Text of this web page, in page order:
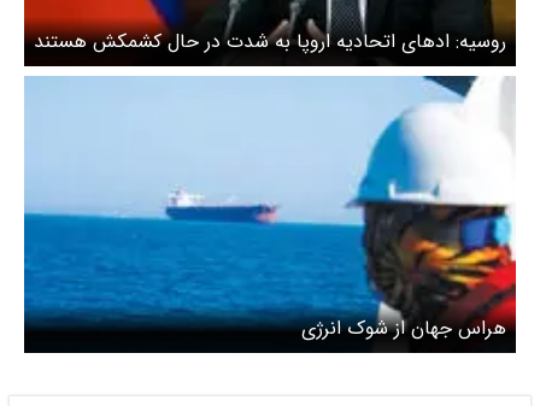
روسیه: ادهای اتحادیه اروپا به شدت در حال کشمکش هستند
هراس جهان از شوک انرژی